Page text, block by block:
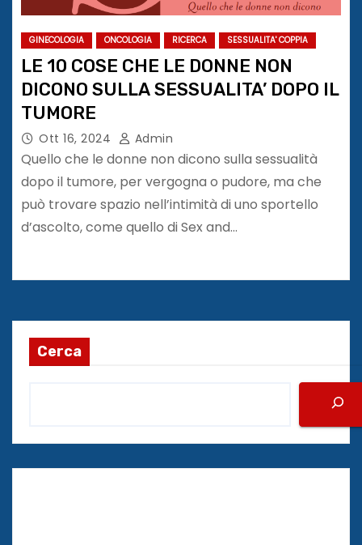
GINECOLOGIA ONCOLOGIA RICERCA SESSUALITA' COPPIA
LE 10 COSE CHE LE DONNE NON
DICONO SULLA SESSUALITA’ DOPO IL
TUMORE
Ott 16, 2024 Admin
Quello che le donne non dicono sulla sessualità
dopo il tumore, per vergogna o pudore, ma che
può trovare spazio nell’intimità di uno sportello
d’ascolto, come quello di Sex and…
Cerca